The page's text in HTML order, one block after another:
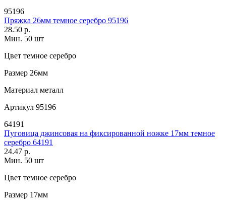
95196
Пряжка 26мм темное серебро 95196
28.50 р.
Мин. 50 шт
Цвет темное серебро
Размер 26мм
Материал металл
Артикул 95196
64191
Пуговица джинсовая на фиксированной ножке 17мм темное
серебро 64191
24.47 р.
Мин. 50 шт
Цвет темное серебро
Размер 17мм